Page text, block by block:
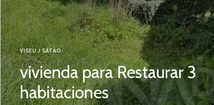
VISEU / SÁTÃO
vivienda para Restaurar 3
habitaciones